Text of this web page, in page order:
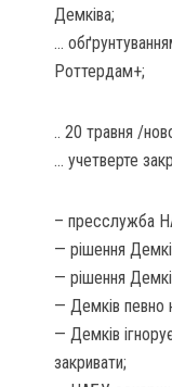
Демківа;
…
Роттердам+;
.. 20 травня /
… учетверте
– пресслужба
— рішення
— рішення
— Демків певно
— Демків
закривати;